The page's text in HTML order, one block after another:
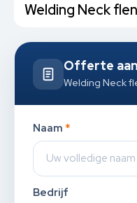
Welding Neck
Offerte
Welding Neck
Naam *
Bedrijf